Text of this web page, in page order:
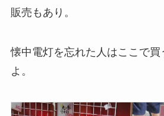
販売もあり。
懐中電灯を忘れた人はここで買
よ。